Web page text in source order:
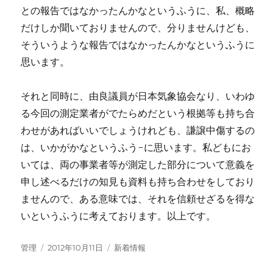
との報告ではなかったんかなというふうに、私、概略
だけしか聞いておりませんので、分りませんけども、
そういうような報告ではなかったんかなというふうに
思います。
それと同時に、由良議員が日本気象協会なり、いわゆ
る今回の測定業者がでたらめだという根拠等も持ち合
わせがあればいいでしょうけれども、謙譲中傷するの
は、いかがかなというふう-に思います。私どもにお
いては、両の事業者等が測定した部分について意義を
申し述べるだけの知見も資料も持ち合わせをしており
ませんので、ある意味では、それを信頼せざるを得な
いというふうに考えております。以上です。
投
管理
投
2012年10月11日
カ
新着情報